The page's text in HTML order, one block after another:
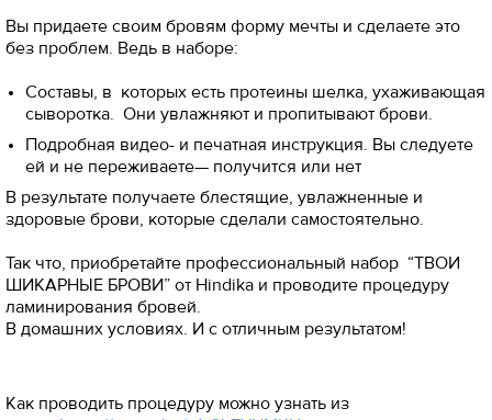
Вы придаете своим бровям форму мечты и сделаете это
без проблем. Ведь в наборе:
Составы, в которых есть протеины шелка, ухаживающая
сыворотка. Они увлажняют и пропитывают брови.
Подробная видео- и печатная инструкция. Вы следуете
ей и не переживаете— получится или нет
В результате получаете блестящие, увлажненные и
здоровые брови, которые сделали самостоятельно.
Так что, приобретайте профессиональный набор “ТВОИ
ШИКАРНЫЕ БРОВИ” от Hindika и проводите процедуру
ламинирования бровей.
В домашних условиях. И с отличным результатом!
Как проводить процедуру можно узнать из